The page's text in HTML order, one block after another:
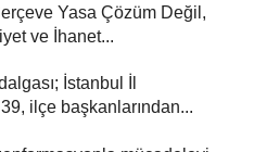
Yasa Çözüm Değil,
ve İhanet...
İstanbul İl
ilçe başkanlarından...